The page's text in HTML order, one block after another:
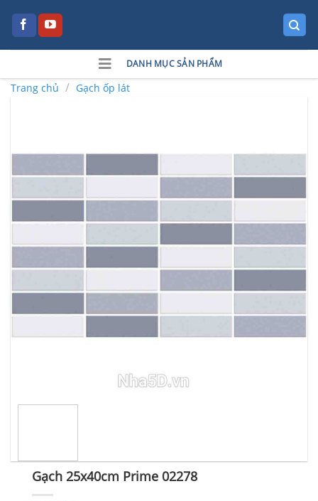
DANH MỤC SẢN PHẨM
Trang chủ / Gạch ốp lát
Gạch 25x40cm Prime 02278